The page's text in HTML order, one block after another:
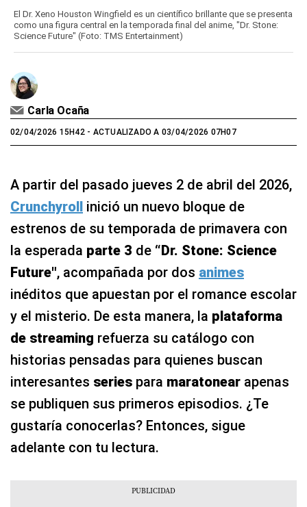
El Dr. Xeno Houston Wingfield es un científico brillante que se presenta
como una figura central en la temporada final del anime, "Dr. Stone:
Science Future" (Foto: TMS Entertainment)
Carla Ocaña
02/04/2026 15H42- ACTUALIZADO A 03/04/2026 07H07
A partir del pasado jueves 2 de abril del 2026,
Crunchyroll inició un nuevo bloque de
estrenos de su temporada de primavera con
la esperada parte 3 de “Dr. Stone: Science
Future", acompañada por dos animes
inéditos que apuestan por el romance escolar
y el misterio. De esta manera, la plataforma
de streaming refuerza su catálogo con
historias pensadas para quienes buscan
interesantes series para maratonear apenas
se publiquen sus primeros episodios. ¿Te
gustaría conocerlas? Entonces, sigue
adelante con tu lectura.